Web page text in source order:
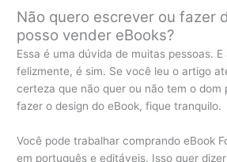
Não quero escrever ou fazer
posso vender eBooks?
Essa é uma dúvida de muitas pessoas. E
felizmente, é sim. Se você leu o artigo
certeza que não quer ou não tem o dom
fazer o design do eBook, fique tranquilo.
Você pode trabalhar comprando eBook
em português e editáveis. Isso quer